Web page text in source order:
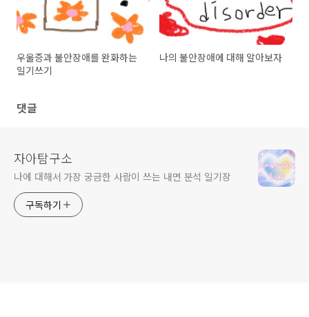
우울증과 불안장애를 완화하는
일기쓰기
나의 불안장애에 대해 알아보자
댓글
자아탐구소
나에 대해서 가장 궁금한 사람이 쓰는 내면 분석 일기장
구독하기